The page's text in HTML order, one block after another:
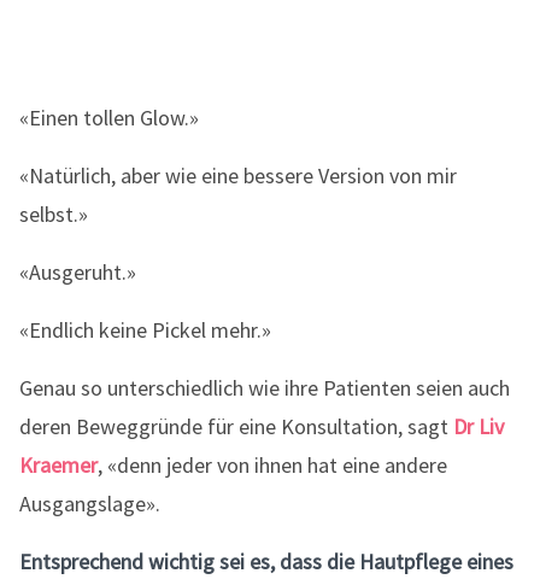
«Einen tollen Glow.»
«Natürlich, aber wie eine bessere Version von mir
selbst.»
«Ausgeruht.»
«Endlich keine Pickel mehr.»
Genau so unterschiedlich wie ihre Patienten seien auch
deren Beweggründe für eine Konsultation, sagt Dr Liv
Kraemer, «denn jeder von ihnen hat eine andere
Ausgangslage».
Entsprechend wichtig sei es, dass die Hautpflege eines